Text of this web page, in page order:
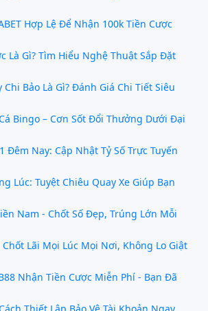
Hợp Lệ Để Nhận 100k Tiền Cược
Là Gì? Tìm Hiểu Nghệ Thuật Sắp Đặt
Chi Bảo Là Gì? Đánh Giá Chi Tiết Siêu
Bingo – Cơn Sốt Đổi Thưởng Dưới Đại
Đêm Nay: Cập Nhật Tỷ Số Trực Tuyến
Lúc: Tuyệt Chiêu Quay Xe Giúp Bạn
Nam - Chốt Số Đẹp, Trúng Lớn Mỗi
Chốt Lãi Mọi Lúc Mọi Nơi, Không Lo Giật
Nhận Tiền Cược Miễn Phí - Bạn Đã